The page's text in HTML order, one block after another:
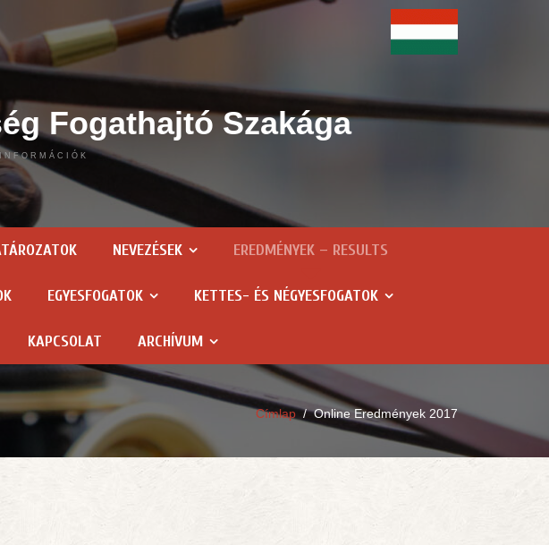
Fogathajtó Szakága
NEVEZÉSEK EREDMÉNYEK – RESULTS
EGYESFOGATOK KETTES- ÉS NÉGYESFOGATOK
KAPCSOLAT ARCHÍVUM
Címlap/Online Eredmények 2017